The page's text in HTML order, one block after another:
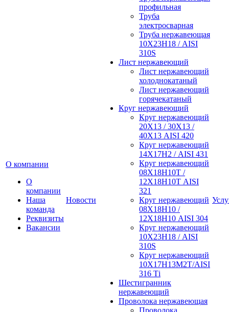
О компании
О
компании
Наша
команда
Реквизиты
Вакансии
Новости
профильная
Труба
электросварная
Труба нержавеющая
10Х23Н18 / AISI
310S
Лист нержавеющий
Лист нержавеющий
холоднокатаный
Лист нержавеющий
горячекатаный
Круг нержавеющий
Круг нержавеющий
20Х13 / 30Х13 /
40Х13 AISI 420
Круг нержавеющий
14Х17Н2 / AISI 431
Круг нержавеющий
08Х18Н10Т /
12Х18Н10Т AISI
321
Круг нержавеющий
08Х18Н10 /
12Х18Н10 AISI 304
Круг нержавеющий
10Х23Н18 / AISI
310S
Круг нержавеющий
10Х17Н13М2Т/AISI
316 Тi
Шестигранник
нержавеющий
Проволока нержавеющая
Проволока